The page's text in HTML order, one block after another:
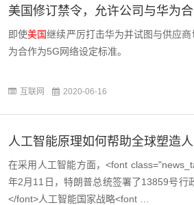
美国修订禁令，允许公司与华为
即使美国继续严厉打击华为并试图与供应商
为合作为5G网络设定标准。
互联网 2020-06-16
人工智能原理如何帮助全球塑造
在采用人工智能方面，<font
年2月11日，特朗普总统签署了13859号行
</font>人工智能国家战略<font …